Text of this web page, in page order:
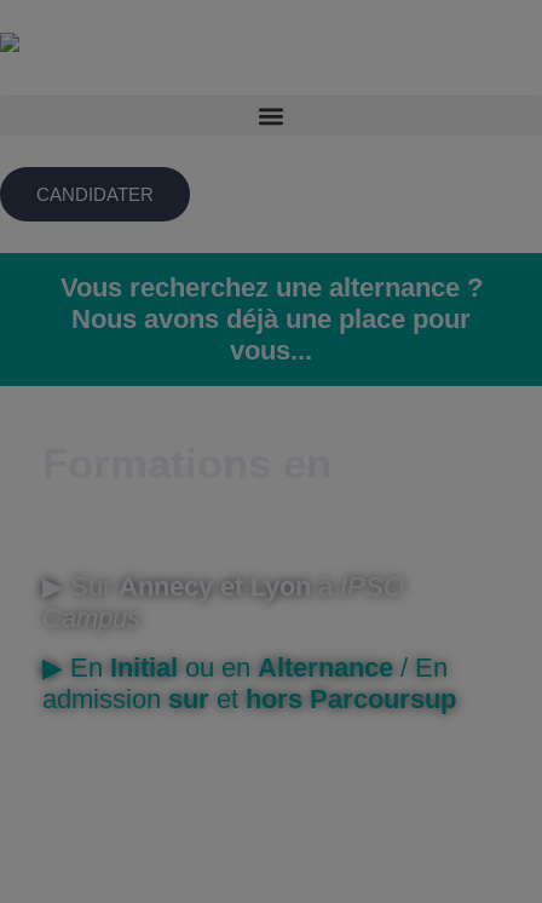
CANDIDATER
Vous recherchez une alternance ?
Nous avons déjà une place pour
vous...
▶︎ Sur Annecy et Lyon à
IPSO
Campus
▶︎ En Initial ou en Alternance / En
admission sur et hors Parcoursup